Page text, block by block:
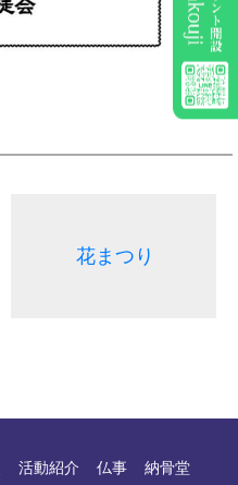
花まつり
活動紹介 仏事 納骨堂